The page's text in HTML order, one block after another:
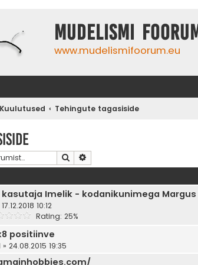
Mudelismi foorum
www.mudelismifoorum.eu
Kuulutused Tehingute tagasiside
Otsi
Imelik - kodanikunimega Margus
10:12
Rating: 25%
positiinve
» 24.08.2015 19:35